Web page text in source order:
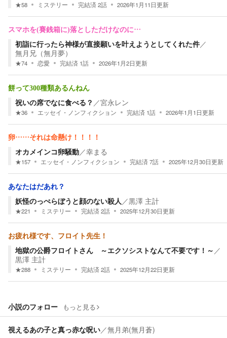
★58 ミステリー 完結済2話 2026年1月11日更新
スマホを(賽銭箱に)落としただけなのに…
初詣に行ったら神様が直接願いを叶えようとしてくれた件／
無月兄（無月夢）
★74 恋愛 完結済 1話 2026年1月2日更新
餅って300種類あるんねん
祝いの席でなに食べる？ ／宮永レン
★36 エッセイ・ノンフィクション 完結済 1話 2026年1月1日更新
卵……それは命懸け！！！！
オカメインコ卵騒動／幸まる
★157 エッセイ・ノンフィクション 完結済7話 2025年12月30日更新
あなたはだあれ？
妖怪のっぺらぼうと顔のない殺人／黒澤 主計
★221 ミステリー 完結済2話 2025年12月30日更新
お疲れ様です、フロイト先生！
地獄の公爵フロイトさん ～エクソシストなんて不要です！～ ／
黒澤 主計
★288 ミステリー 完結済2話 2025年12月22日更新
小説のフォロー もっと見る
視えるあの子と真っ赤な呪い／無月弟(無月蒼)